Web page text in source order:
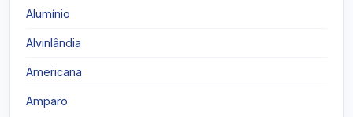
Alumínio
Alvinlândia
Americana
Amparo